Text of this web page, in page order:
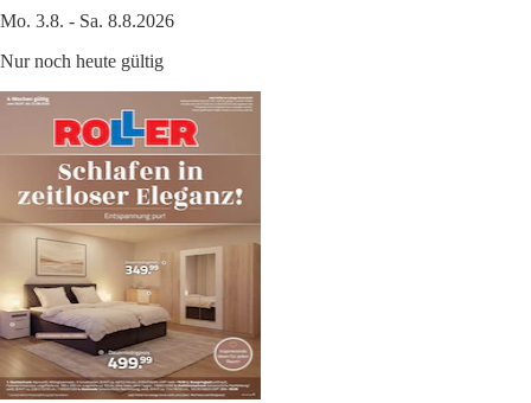
Mo. 3.8. - Sa. 8.8.2026
Nur noch heute gültig